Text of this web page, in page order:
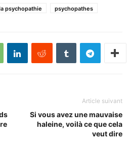
psychopathie psychopathes
Article suivant
Si vous avez une mauvaise
haleine, voilà ce que cela
veut dire